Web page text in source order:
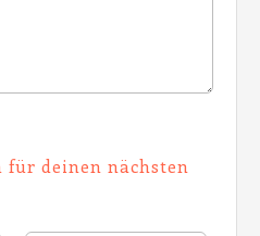
für deinen nächsten